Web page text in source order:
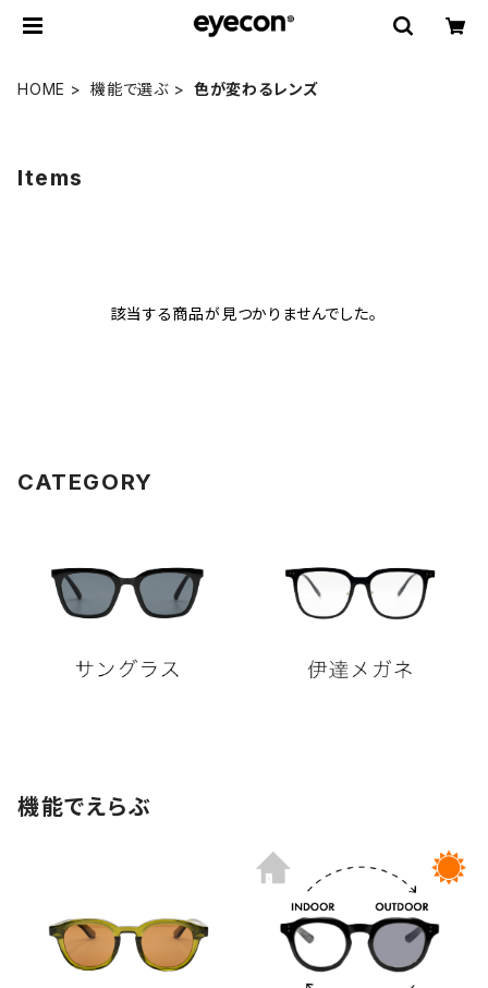
HOME 機能で選ぶ 色が変わるレンズ
Items
該当する商品が見つかりませんでした。
CATEGORY
機能でえらぶ